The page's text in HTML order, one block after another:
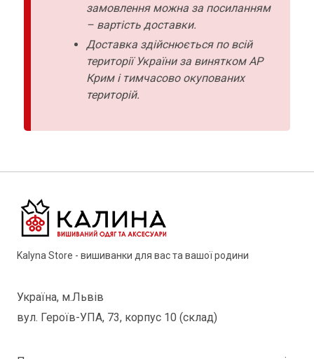
замовлення можна за посиланням
– вартість доставки.
Доставка здійснюється по всій
території України за винятком АР
Крим і тимчасово окупованих
територій.
Kalyna Store - вишиванки для вас та вашої родини
Україна, м.Львів
вул. Героїв-УПА, 73, корпус 10 (склад)